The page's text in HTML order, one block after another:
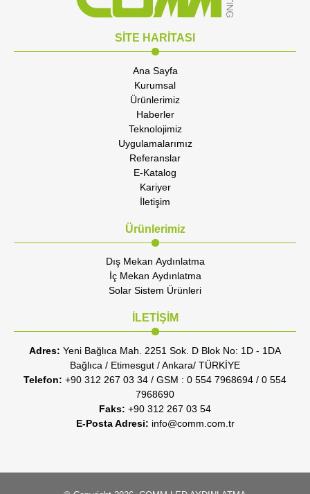
SİTE HARİTASI
Ana Sayfa
Kurumsal
Ürünlerimiz
Haberler
Teknolojimiz
Uygulamalarımız
Referanslar
E-Katalog
Kariyer
İletişim
Ürünlerimiz
Dış Mekan Aydınlatma
İç Mekan Aydınlatma
Solar Sistem Ürünleri
İLETİŞİM
Adres: Yeni Bağlıca Mah. 2251 Sok. D Blok No: 1D - 1DA
Bağlıca / Etimesgut / Ankara/ TÜRKİYE
Telefon: +90 312 267 03 34 / GSM : 0 554 7968694 / 0 554
7968690
Faks: +90 312 267 03 54
E-Posta Adresi: info@comm.com.tr